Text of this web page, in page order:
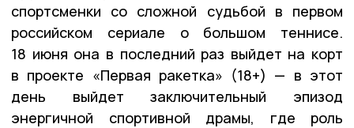
спортсменки со сложной судьбой в первом
российском сериале о большом теннисе.
18 июня она в последний раз выйдет на корт
в проекте «Первая ракетка» (18+) — в этот
день выйдет заключительный эпизод
энергичной спортивной драмы, где роль